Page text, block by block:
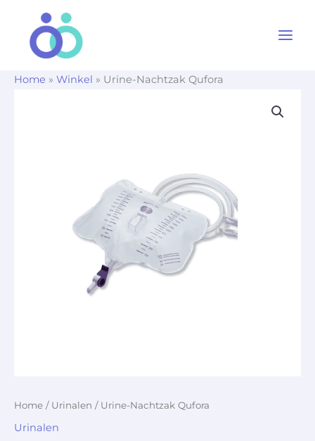
Home » Winkel » Urine-Nachtzak Qufora
Home / Urinalen / Urine-Nachtzak Qufora
Urinalen